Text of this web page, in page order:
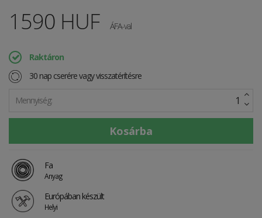
1590 HUF ÁFA-val
Raktáron
30 nap cserére vagy visszatérítésre
Mennyiség:
Fa
Anyag
Európában készült
Helyi